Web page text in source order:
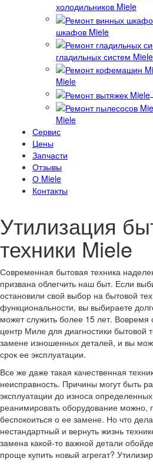
холодильников Miele
шкафов Miele
гладильных систем Miele
Miele
Miele
Сервис
Цены
Запчасти
Отзывы
О Miele
Контакты
Утилизация
техники Miele
Современная бытовая техника
призвана облегчить наш быт. Если
остановили свой выбор на бытовой
функциональности, вы выбираете
может служить более 15 лет.
центр Миле для диагностики бытовой
замене изношенных деталей, и вы
срок ее эксплуатации.
Все же даже такая качественная
неисправность. Причины могут быть
эксплуатации до износа
реанимировать оборудование можно,
беспокоиться о ее замене. Но что
нестандартный и вернуть жизнь
замена какой-то важной детали
проще купить новый агрегат?